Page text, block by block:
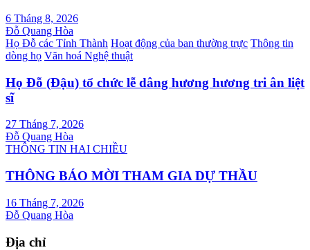
6 Tháng 8, 2026
Đỗ Quang Hòa
Họ Đỗ các Tỉnh Thành Hoạt động của ban thường trực Thông tin
dòng họ Văn hoá Nghệ thuật
Họ Đỗ (Đậu) tổ chức lễ dâng hương hương tri ân liệt
sĩ
27 Tháng 7, 2026
Đỗ Quang Hòa
THÔNG TIN HAI CHIỀU
THÔNG BÁO MỜI THAM GIA DỰ THẦU
16 Tháng 7, 2026
Đỗ Quang Hòa
Địa chỉ